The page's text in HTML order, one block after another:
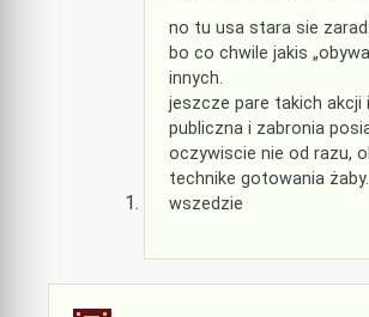
no tu usa stara sie
bo co chwile jakis
innych.
jeszcze pare takich akcji
publiczna i zabronia
oczywiscie nie od razu,
technike gotowania
wszedzie